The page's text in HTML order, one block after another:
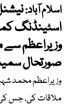
اسلام آباد:
اسٹینڈنگ
وزیراعظم
صورتحال
وزیراعظم محمد
ملاقات کی، جس کی